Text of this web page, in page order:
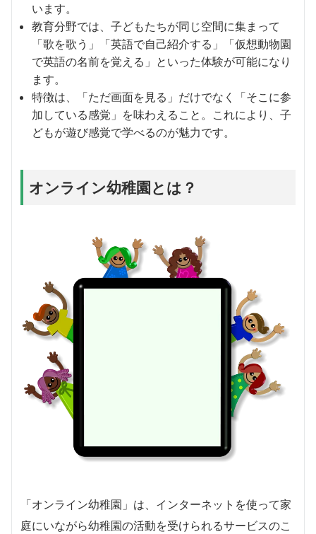
います。
教育分野では、子どもたちが同じ空間に集まって
「歌を歌う」「英語で自己紹介する」「仮想動物園
で英語の名前を覚える」といった体験が可能になり
ます。
特徴は、「ただ画面を見る」だけでなく「そこに参
加している感覚」を味わえること。これにより、子
どもが遊び感覚で学べるのが魅力です。
オンライン幼稚園とは？
「オンライン幼稚園」は、インターネットを使って家
庭にいながら幼稚園の活動を受けられるサービスのこ